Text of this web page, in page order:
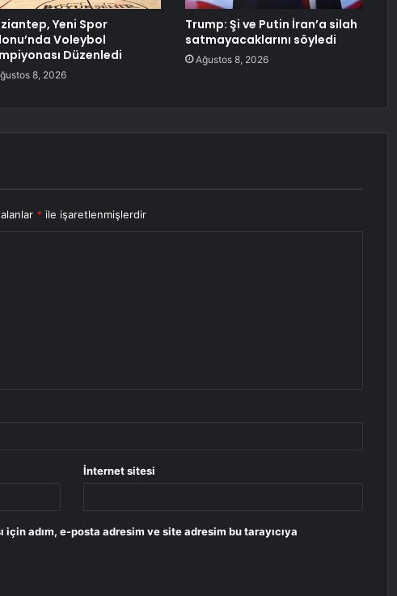
Yeni Spor
Voleybol
Düzenledi
8, 2026
Trump: Şi ve Putin İran’a silah
satmayacaklarını söyledi
Ağustos 8, 2026
* ile işaretlenmişlerdir
İnternet sitesi
için adım, e-posta adresim ve site adresim bu tarayıcıya